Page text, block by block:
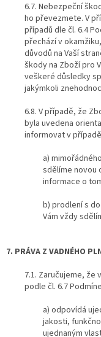
6.7. Nebezpeční
ho převezmete. V
případů dle čl. 6.4
přechází v
důvodů na Vaší
škody na Zboží pro
veškeré důsledky
jakýmkoli
6.8. V případě, že
byla uvedena
informovat v
a)
sdělíme novou
informace o
b) prodlení s
Vám vždy
7. PRÁVA Z VADNÉHO
7.1. Zaručujeme,
podle čl. 6.7
a) odpovídá
jakosti,
ujednaným